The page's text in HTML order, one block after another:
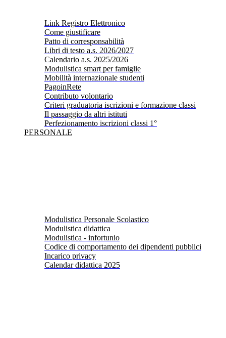
Link Registro Elettronico
Come giustificare
Patto di corresponsabilità
Libri di testo a.s. 2026/2027
Calendario a.s. 2025/2026
Modulistica smart per famiglie
Mobilità internazionale studenti
PagoinRete
Contributo volontario
Criteri graduatoria iscrizioni e formazione classi
Il passaggio da altri istituti
Perfezionamento iscrizioni classi 1°
PERSONALE
Modulistica Personale Scolastico
Modulistica didattica
Modulistica - infortunio
Codice di comportamento dei dipendenti pubblici
Incarico privacy
Calendar didattica 2025